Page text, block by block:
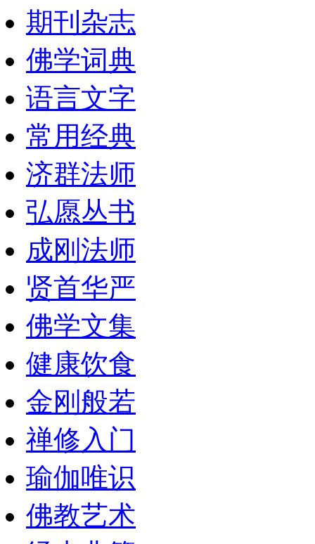
期刊杂志
佛学词典
语言文字
常用经典
济群法师
弘愿丛书
成刚法师
贤首华严
佛学文集
健康饮食
金刚般若
禅修入门
瑜伽唯识
佛教艺术